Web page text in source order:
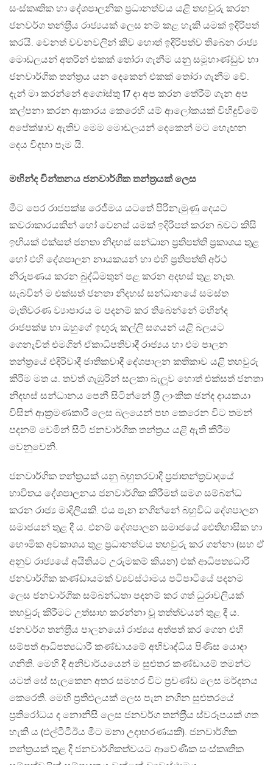
සංස්කෘතික හා දේශපාලනික ප‍්‍රධානත්වය යළි තහවුරු කරන
ජනවර්ග තන්ත‍්‍රීය රාජ්‍යයක් ලෙස නම් කළ හැකි යමක් ඉදිරිපත්
කරයි. වෙනත් වචනවලින් කිව හොත් ඉදිරිපත්ව තිබෙන රාජ්‍ය
මොඩලයන් අතරින් එකක් තෝරා ගැනීම යනු සමූහාණ්ඩුව හා
ජනවාර්ගික තන්ත‍්‍රය යන දෙකෙන් එකක් තෝරා ගැනීම වේ.
දැන් මා කරන්නේ අගෝස්තු 17 දා අප කරන තේරීම් ගැන අප
කල්පනා කරන ආකාරය කෙරෙහි යම් ආලෝකයක් විහිදුවීමේ
අපේක්ෂාව ඇතිව මෙම මොඩලයන් දෙකෙන් මට හැෙඟන
දෙය විදහා පෑම යි.
මහින්ද චින්තනය ජනවාර්ගික තන්ත‍්‍රයක් ලෙස
මීට පෙර රාජපක්ෂ රෙජීමය යටතේ පිරිනැමුණු දෙයට
කවරාකාරයකින් හෝ වෙනස් යමක් ඉදිරිපත් කරන බවට කිසි
ඉඟියක් එක්සත් ජනතා නිදහස් සන්ධාන ප‍්‍රතිපත්ති ප‍්‍රකාශය තුළ
හෝ එහි දේශපාලන නායකයන් හා එහි ප‍්‍රතිපත්ති අර්ථ
නිරූපණය කරන බුද්ධිමතුන් පළ කරන අදහස් තුළ නැත.
සැබවින් ම එක්සත් ජනතා නිදහස් සන්ධානයේ සමස්ත
මැතිවරණ ව්‍යාපාරය ම පදනම් කර තිබෙන්නේ මහින්ද
රාජපක්ෂ හා ඔහුගේ ඉඟුරු කල්ලි සගයන් යළි බලයට
ගෙනැවිත් එමගින් ඒකාධිපතිවාදී රාජ්‍යය හා එම පාලන
තන්ත‍්‍රයේ එදිරිවාදී ජාතිකවාදී දේශපාලන කතිකාව යළි තහවුරු
කිරීම මත ය. තවත් ගැඹුරින් සලකා බැලූව හොත් එක්සත් ජනතා
නිදහස් සන්ධානය පෙනී සිටින්නේ ශ‍්‍රී ලාංකික ඡන්ද දායකයා
විසින් ආක‍්‍රමණකාරී ලෙස බලයෙන් පහ කෙරෙන විට තමන්
පදනම් වෙමින් සිටි ජනවාර්ගික තන්ත‍්‍රය යළි ඇති කිරීම
වෙනුවෙනි.
ජනවාර්ගික තන්ත‍්‍රයක් යනු බහුතරවාදී ප‍්‍රජාතන්ත‍්‍රවාදයේ
භාවිතය දේශපාලනය ජනවාර්ගික කිරීමත් සමග සම්බන්ධ
කරන රාජ්‍ය මාදිලියකි. එය පැන නගින්නේ බහුවිධ දේශපාලන
සමාජයන් තුළ දී ය. එනම් දේශපාලන සමාජයේ ඓතිහාසික හා
භෞමික අවකාශය තුළ ප‍්‍රධානත්වය තහවුරු කර ගන්නා (සහ ඒ
අනුව රාජ්‍යයේ අයිතියට උරුමකම් කියන) එක් ආධිපත්‍යධාරී
ජනවාර්ගික කණ්ඩායමක් ව්‍යවස්ථාමය පටිපාටියේ පදනම
ලෙස ජනවාර්ගික සම්බන්ධතා පදනම් කර ගත් ධුරාවලියක්
තහවුරු කිරීමට උත්සාහ කරන්නා වූ තත්ත්වයන් තුළ දී ය.
ජනවර්ග තන්ත‍්‍රීය පාලනයෝ රාජ්‍යය අත්පත් කර ගෙන එහි
සම්පත් ආධිපත්‍යධාරී කණ්ඩායමේ අභිවෘද්ධිය පිණිස යොදා
ගනිති. මෙහි දී අනිවාර්යයෙන් ම සුළුතර කණ්ඩායම් තමන්ට
යටත් සේ සැලකෙන අතර සමහර විට ප‍්‍රචණ්ඩ ලෙස මර්දනය
කෙරෙති. මෙහි ප‍්‍රතිඵලයක් ලෙස පැන නගින සුළුතරයේ
ප‍්‍රතිරෝධය ද නොනිසි ලෙස ජනවර්ග තන්ත‍්‍රීය ස්වරූපයක් ගත
හැකි ය (එල්ටීටීඊය මීට මනා උදාහරණයකි). ජනවාර්ගික
තන්ත‍්‍රයක් තුළ දී ජනවාර්ගිකත්වයට ආවේණික සංස්කෘතික